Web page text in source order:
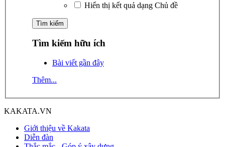
Hiển thị kết quả dạng Chủ đề
Tìm kiếm hữu ích
Bài viết gần đây
Thêm...
KAKATA.VN
Giới thiệu về Kakata
Diễn đàn